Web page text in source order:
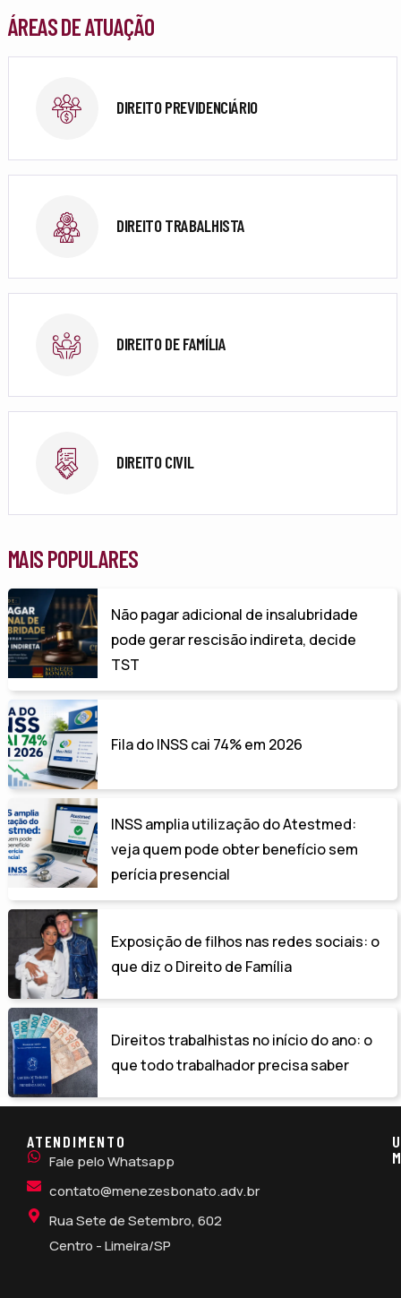
ÁREAS DE ATUAÇÃO
DIREITO PREVIDENCIÁRIO
DIREITO TRABALHISTA
DIREITO DE FAMÍLIA
DIREITO CIVIL
MAIS POPULARES
Não pagar adicional de insalubridade
pode gerar rescisão indireta, decide
TST
Fila do INSS cai 74% em 2026
INSS amplia utilização do Atestmed:
veja quem pode obter benefício sem
perícia presencial
Exposição de filhos nas redes sociais: o
que diz o Direito de Família
Direitos trabalhistas no início do ano: o
que todo trabalhador precisa saber
ATENDIMENTO
Fale pelo Whatsapp
contato@menezesbonato.adv.br
Rua Sete de Setembro, 602
Centro - Limeira/SP